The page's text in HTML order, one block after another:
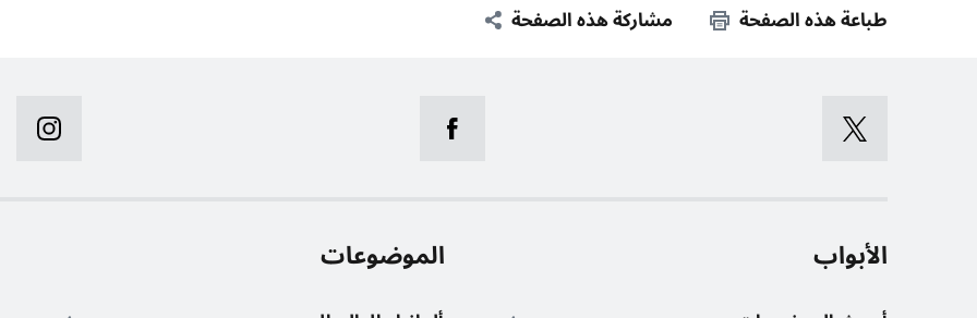
طباعة هذه الصفحة مشاركة هذه الصفحة
الأبواب الموضوعات